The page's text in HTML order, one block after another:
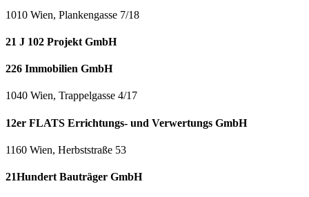
1010 Wien, Plankengasse 7/18
21 J 102 Projekt GmbH
226 Immobilien GmbH
1040 Wien, Trappelgasse 4/17
12er FLATS Errichtungs- und Verwertungs GmbH
1160 Wien, Herbststraße 53
21Hundert Bauträger GmbH